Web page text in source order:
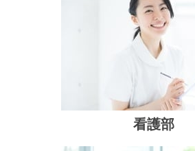
看護部